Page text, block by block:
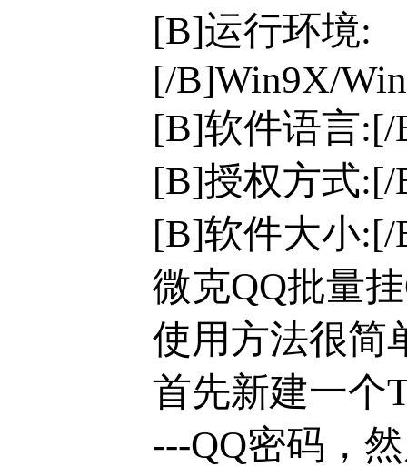
[B]运行环境:
[/B]Win9X/
[B]软件语言
[B]授权方式
[B]软件大小:[/
微克QQ批量
使用方法很简
首先新建一个
---QQ密码，